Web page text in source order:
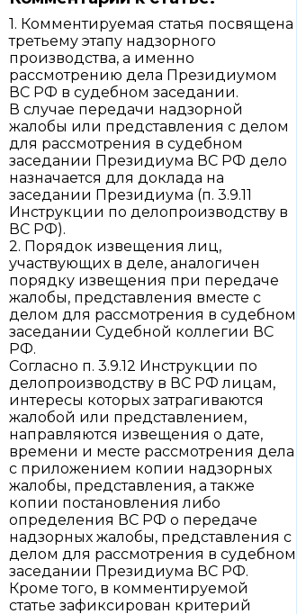
1. Комментируемая статья посвящена
третьему этапу надзорного
производства, а именно
рассмотрению дела Президиумом
ВС РФ в судебном заседании.
В случае передачи надзорной
жалобы или представления с делом
для рассмотрения в судебном
заседании Президиума ВС РФ дело
назначается для доклада на
заседании Президиума (п. 3.9.11
Инструкции по делопроизводству в
ВС РФ).
2. Порядок извещения лиц,
участвующих в деле, аналогичен
порядку извещения при передаче
жалобы, представления вместе с
делом для рассмотрения в судебном
заседании Судебной коллегии ВС
РФ.
Согласно п. 3.9.12 Инструкции по
делопроизводству в ВС РФ лицам,
интересы которых затрагиваются
жалобой или представлением,
направляются извещения о дате,
времени и месте рассмотрения дела
с приложением копии надзорных
жалобы, представления, а также
копии постановления либо
определения ВС РФ о передаче
надзорных жалобы, представления с
делом для рассмотрения в судебном
заседании Президиума ВС РФ.
Кроме того, в комментируемой
статье зафиксирован критерий